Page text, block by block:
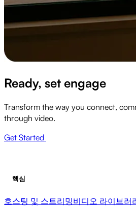
Ready, set engage
Transform the way you connect,
through video.
Get Started
핵심
호스팅 및 스트리밍비디오 라이브러